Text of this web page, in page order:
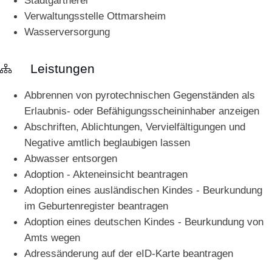
Verwaltungsstelle Ottmarsheim
Wasserversorgung
Leistungen
Abbrennen von pyrotechnischen Gegenständen als
Erlaubnis- oder Befähigungsscheininhaber anzeigen
Abschriften, Ablichtungen, Vervielfältigungen und
Negative amtlich beglaubigen lassen
Abwasser entsorgen
Adoption - Akteneinsicht beantragen
Adoption eines ausländischen Kindes - Beurkundung
im Geburtenregister beantragen
Adoption eines deutschen Kindes - Beurkundung von
Amts wegen
Adressänderung auf der eID-Karte beantragen